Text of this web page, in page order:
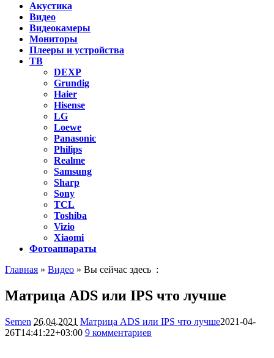
Акустика
Видео
Видеокамеры
Мониторы
Плееры и устройства
ТВ
DEXP
Grundig
Haier
Hisense
LG
Loewe
Panasonic
Philips
Realme
Samsung
Sharp
Sony
TCL
Toshiba
Vizio
Xiaomi
Фотоаппараты
Главная » Видео » Вы сейчас здесь :
Матрица ADS или IPS что лучше
Semen 26.04.2021 Матрица ADS или IPS что лучше2021-04-
26T14:41:22+03:00 9 комментариев